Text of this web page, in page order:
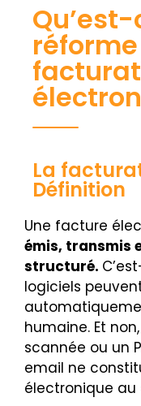
La
Définition
Une facture
émis, transmis
structuré.
logiciels
humaine. Et
scannée ou un
email ne
électronique au